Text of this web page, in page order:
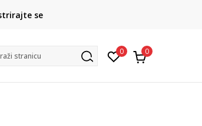
CLICK& COLLECT
preuzimanje u trgovini
se
stranicu 0 0